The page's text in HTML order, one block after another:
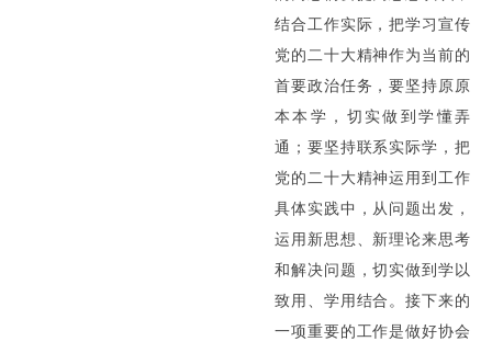
结合工作实际，把学习宣传
党的二十大精神作为当前的
首要政治任务，要坚持原原
本本学，切实做到学懂弄
通；要坚持联系实际学，把
党的二十大精神运用到工作
具体实践中，从问题出发，
运用新思想、新理论来思考
和解决问题，切实做到学以
致用、学用结合。接下来的
一项重要的工作是做好协会